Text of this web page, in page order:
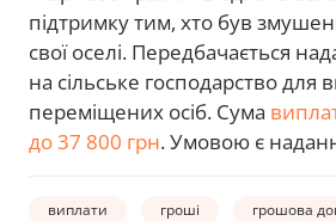
підтримку тим, хто був
свої оселі. Передбачається
на сільське господарство для
переміщених осіб. Сума
до 37 800 грн. Умовою є
виплати гроші грошова